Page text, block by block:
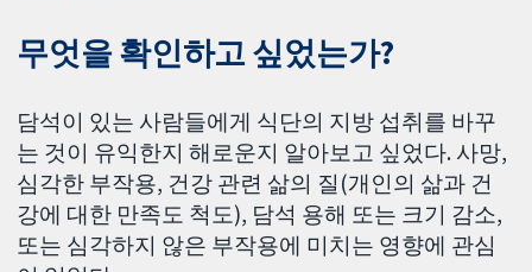
무엇을 확인하고 싶었는가?
담석이 있는 사람들에게 식단의 지방 섭취를 바꾸
는 것이 유익한지 해로운지 알아보고 싶었다. 사망,
심각한 부작용, 건강 관련 삶의 질(개인의 삶과 건
강에 대한 만족도 척도), 담석 용해 또는 크기 감소,
또는 심각하지 않은 부작용에 미치는 영향에 관심